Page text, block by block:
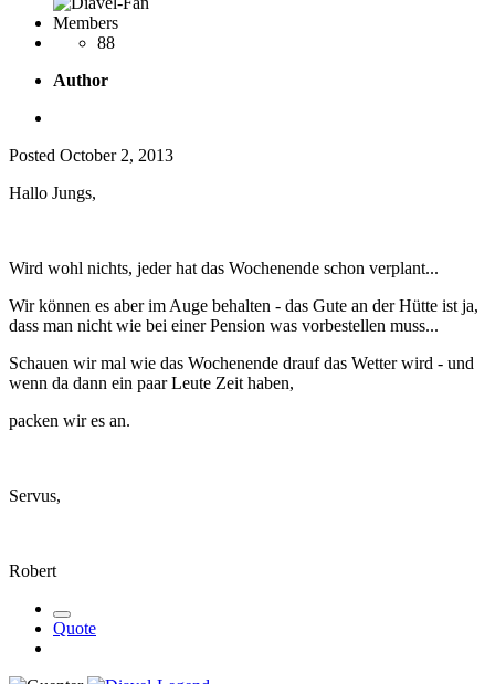
Members
88
Author
Posted October 2, 2013
Hallo Jungs,
Wird wohl nichts, jeder hat das Wochenende schon verplant...
Wir können es aber im Auge behalten - das Gute an der Hütte ist ja,
dass man nicht wie bei einer Pension was vorbestellen muss...
Schauen wir mal wie das Wochenende drauf das Wetter wird - und
wenn da dann ein paar Leute Zeit haben,
packen wir es an.
Servus,
Robert
Quote